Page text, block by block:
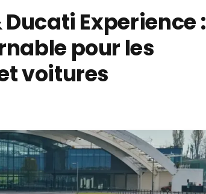
Experience :
pour les
voitures